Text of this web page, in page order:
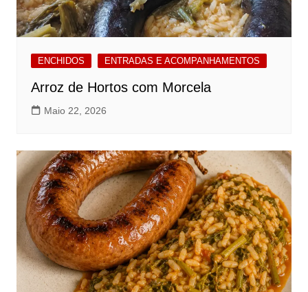
ENCHIDOS ENTRADAS E ACOMPANHAMENTOS
Arroz de Hortos com Morcela
Maio 22, 2026